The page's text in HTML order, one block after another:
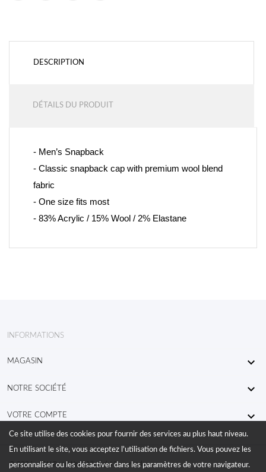
DESCRIPTION
DÉTAILS DU PRODUIT
- Men’s Snapback
- Classic snapback cap with premium wool blend
fabric
- One size fits most
- 83% Acrylic / 15% Wool / 2% Elastane
INFORMATIONS
MAGASIN 
NOTRE SOCIÉTÉ 
VOTRE COMPTE 
Ce site utilise des cookies pour fournir des services au plus haut niveau.
En utilisant le site, vous acceptez l'utilisation de fichiers. Vous pouvez les
personnaliser ou les désactiver dans les paramètres de votre navigateur.
© 2026 - KW RaceWear All Right Reserved